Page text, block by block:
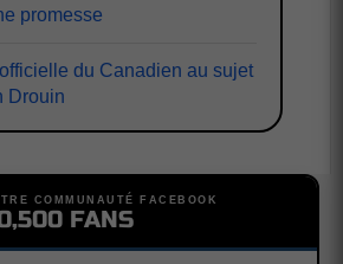
promesse
du Canadien au sujet
Drouin
COMMUNAUTÉ FACEBOOK
FANS